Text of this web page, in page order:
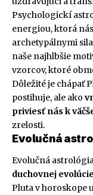
Psychologickí
energiou, ktorá
archetypálnymi
naše najhlbšie
vzorcov, ktoré
Dôležité je chápať
postihuje, ale ako
priviesť nás k
zrelosti.
Evolučná
Evolučná
duchovnej
Pluta v horoskope